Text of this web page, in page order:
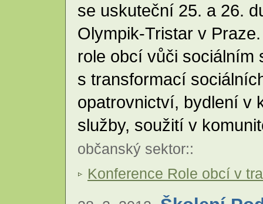
se uskuteční 25. a 26.
Olympik-Tristar v
role obcí vůči sociálním
s transformací
opatrovnictví, bydlení v
služby, soužití v
občanský sektor::
Konference Role obcí v